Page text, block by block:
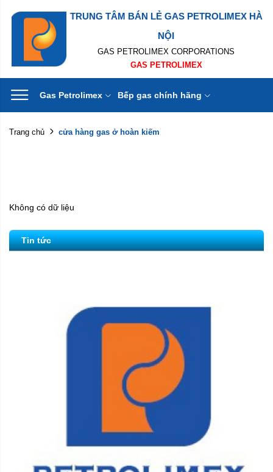
TRUNG TÂM BÁN LẺ GAS PETROLIMEX HÀ
NỘI
GAS PETROLIMEX CORPORATIONS
GAS PETROLIMEX
Gas Petrolimex Bếp gas chính hãng
Trang chủ cửa hàng gas ở hoàn kiếm
Không có dữ liệu
Tin tức